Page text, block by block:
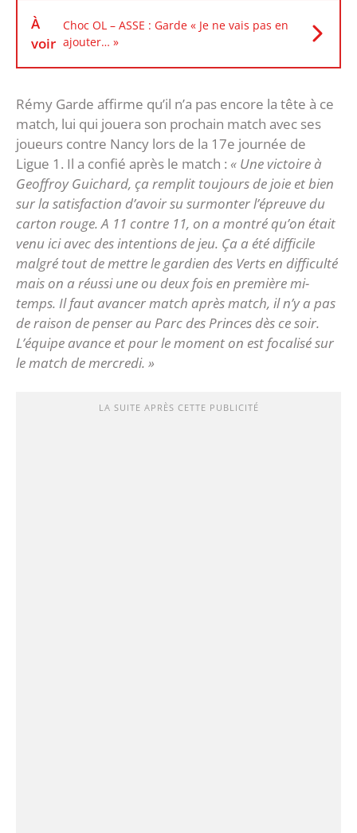
À
voir
Choc OL – ASSE : Garde « Je ne vais pas en
ajouter… »
Rémy Garde affirme qu’il n’a pas encore la tête à ce
match, lui qui jouera son prochain match avec ses
joueurs contre Nancy lors de la 17e journée de
Ligue 1. Il a confié après le match : « Une victoire à
Geoffroy Guichard, ça remplit toujours de joie et bien
sur la satisfaction d’avoir su surmonter l’épreuve du
carton rouge. A 11 contre 11, on a montré qu’on était
venu ici avec des intentions de jeu. Ça a été difficile
malgré tout de mettre le gardien des Verts en difficulté
mais on a réussi une ou deux fois en première mi-
temps. Il faut avancer match après match, il n’y a pas
de raison de penser au Parc des Princes dès ce soir.
L’équipe avance et pour le moment on est focalisé sur
le match de mercredi. »
LA SUITE APRÈS CETTE PUBLICITÉ